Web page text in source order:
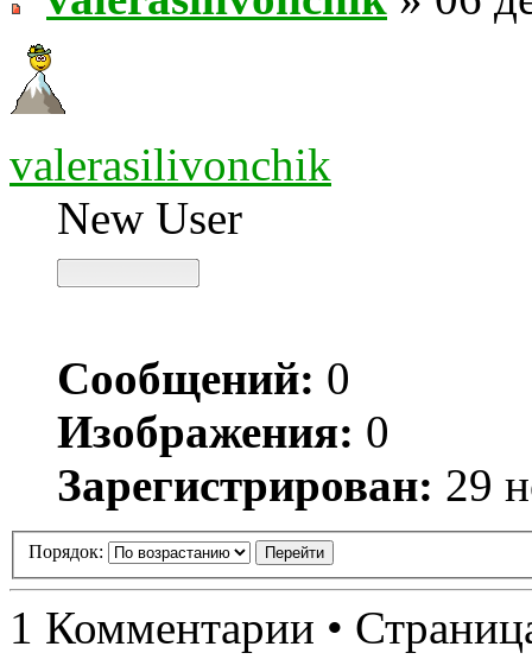
valerasilivonchik
New User
Сообщений: 0
Изображения: 0
Зарегистрирован: 29
Порядок:
1 Комментарии •